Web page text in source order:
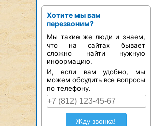
Хотите мы вам
перезвоним?
Мы такие же люди и знаем,
что на сайтах бывает
сложно найти нужную
информацию.
И, если вам удобно, мы
можем обсудить все вопросы
по телефону.
Жду звонка!